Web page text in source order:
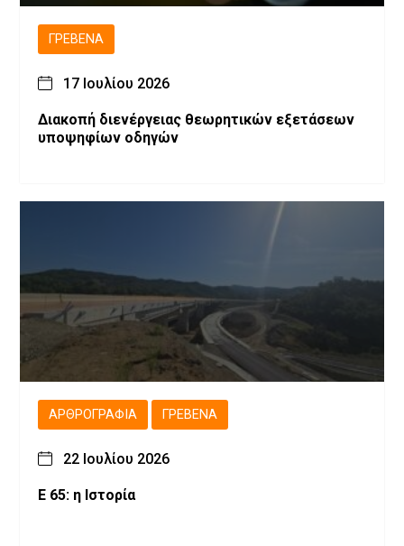
ΓΡΕΒΕΝΆ
17 Ιουλίου 2026
Διακοπή διενέργειας θεωρητικών εξετάσεων
υποψηφίων οδηγών
ΑΡΘΡΟΓΡΑΦΊΑ ΓΡΕΒΕΝΆ
22 Ιουλίου 2026
Ε 65: η Ιστορία